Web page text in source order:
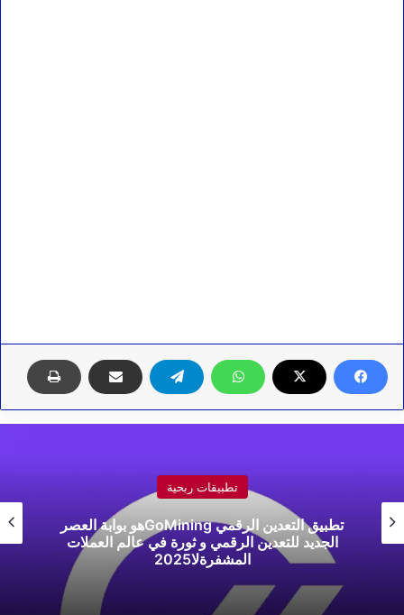
تطبيقات ربحية
تطبيق التعدين الرقمي GoMiningهو بوابة العصر
الجديد للتعدين الرقمي و ثورة في عالم العملات
المشفرةلا2025